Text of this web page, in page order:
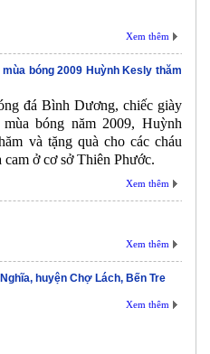
Xem thêm
bóng 2009 Huỳnh Kesly thăm
đá Bình Dương, chiếc giày
bóng năm 2009, Huỳnh
và tặng quà cho các cháu
ở cơ sở Thiên Phước.
Xem thêm
Xem thêm
huyện Chợ Lách, Bến Tre
Xem thêm